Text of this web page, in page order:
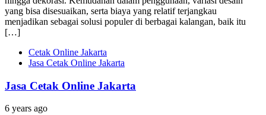
yang bisa disesuaikan, serta biaya yang relatif terjangkau
menjadikan sebagai solusi populer di berbagai kalangan, baik itu
[…]
Cetak Online Jakarta
Jasa Cetak Online Jakarta
Jasa Cetak Online Jakarta
6 years ago